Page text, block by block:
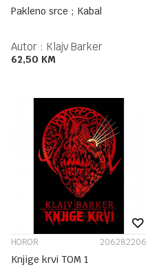
Pakleno srce ; Kabal
Autor : Klajv Barker
62,50 KM
HOROR 206282206
Knjige krvi TOM 1